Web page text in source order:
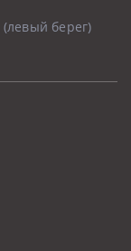
(левый берег)